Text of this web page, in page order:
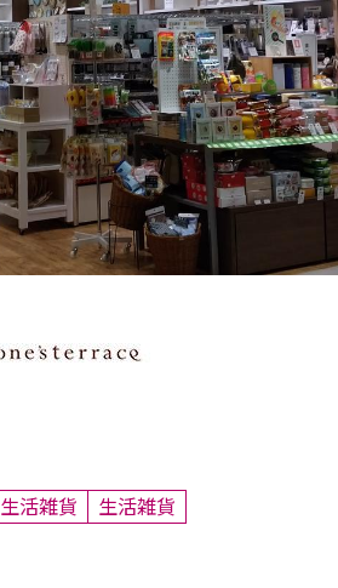
生活雑貨 生活雑貨